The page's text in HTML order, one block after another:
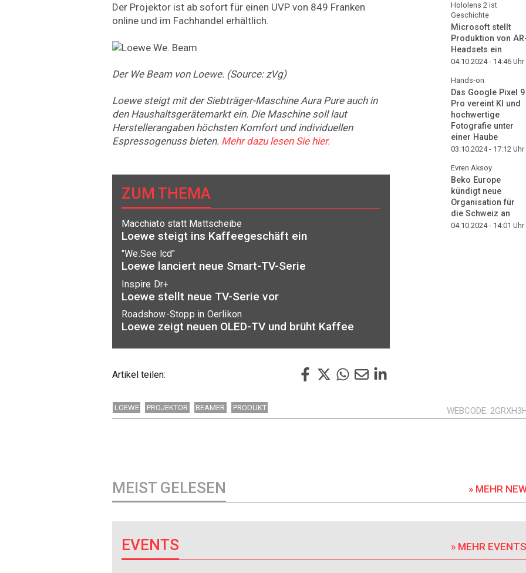
Der Projektor ist ab sofort für einen UVP von 849 Franken
online und im Fachhandel erhältlich.
Der We Beam von Loewe. (Source: zVg)
Loewe steigt mit der Siebträger-Maschine Aura Pure auch in
den Haushaltsgerätemarkt ein. Die Maschine soll laut
Herstellerangaben höchsten Komfort und individuellen
Espressogenuss bieten. Mehr dazu lesen Sie hier.
ZUM THEMA
Macchiato statt Mattscheibe
Loewe steigt ins Kaffeegeschäft ein
"We.See lcd"
Loewe lanciert neue Smart-TV-Serie
Inspire Dr+
Loewe stellt neue TV-Serie vor
Roadshow-Stopp in Oerlikon
Loewe zeigt neuen OLED-TV und brüht Kaffee
Artikel teilen:
Hololens 2 ist
Geschichte
Microsoft stellt
Produktion von
Headsets ein
04.10.2024 - 14:46 Uhr
Hands-on
Das Google Pixel 9
Pro vereint KI und
hochwertige
Fotografie unter
einer Haube
03.10.2024 - 17:12 Uhr
Evren Aksoy
Beko Europe
kündigt neue
Organisation für
die Schweiz an
04.10.2024 - 14:01 Uhr
LOEWE PROJEKTOR BEAMER PRODUKT WEBCODE
MEIST GELESEN » MEHR
EVENTS » MEHR EVENTS